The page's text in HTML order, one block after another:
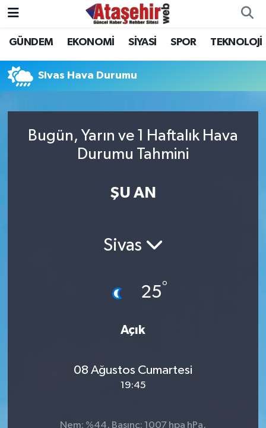
GÜNDEM EKONOMİ SİYASİ SPOR TEKNOLOJİ
Sivas Hava Durumu
Bugün, Yarın ve 1 Haftalık Hava
Durumu Tahmini
ŞU AN
Sivas
25°
Açık
08 Ağustos Cumartesi
19:45
Nem: %44, Basınç: 1007 hpa hPa,
Hava Durumu
Trafik Durumu
Tüm Manşetler